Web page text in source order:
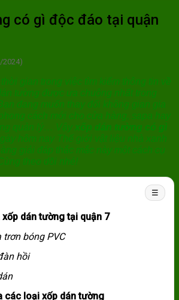
có gì độc đáo tại quận
2024)
gian trong việc tìm kiếm thông tin về
tường được ưa chuộng nhất trong
đang muốn thay đổi không gian gia
cách mới cho cửa hàng, sapa hay
quản lý… Vậy xốp dán tường có gì
hôm nay Thế giới vật liệu nhà xanh
giải đáp thắc mắc này một cách cụ
theo dõi nhé!
☰
dán tường tại quận 7
trơn bóng PVC
hồi
các loại xốp dán tường